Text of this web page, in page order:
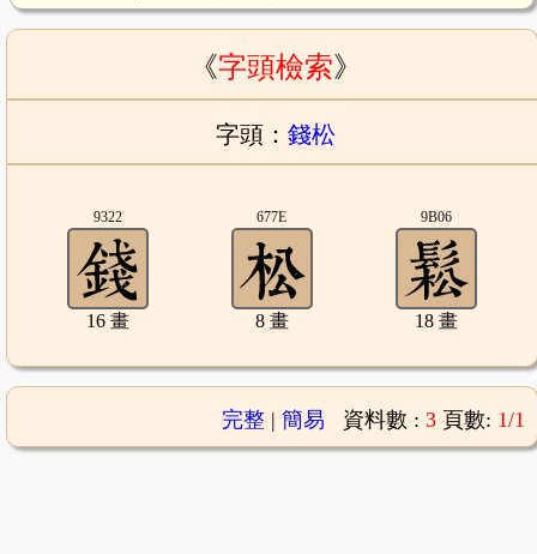
《字頭檢索》
字頭： 錢松
9322
16 畫
677E
8 畫
9B06
18 畫
完整| 簡易 資料數 : 3 頁數: 1/1